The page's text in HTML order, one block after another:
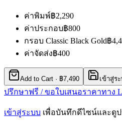
ค่าพิมพ์฿2,290
ค่าประกอบ฿800
กรอบ Classic Black Gold฿
ค่าจัดส่ง฿400
Add to Cart · ฿7,490 เข้าสู่ร
ปรึกษาฟรี / ขอใบเสนอราคาทาง
เข้าสู่ระบบ เพื่อบันทึกดีไซน์และดู